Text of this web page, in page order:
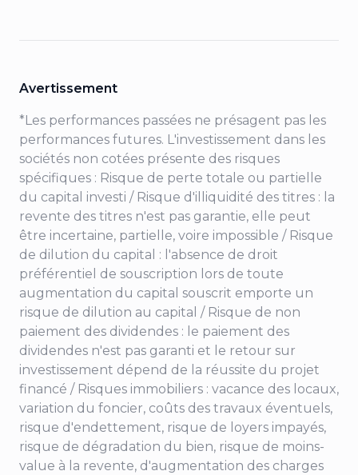
Avertissement
*Les performances passées ne présagent pas les
performances futures. L'investissement dans les
sociétés non cotées présente des risques
spécifiques : Risque de perte totale ou partielle
du capital investi / Risque d'illiquidité des titres : la
revente des titres n'est pas garantie, elle peut
être incertaine, partielle, voire impossible / Risque
de dilution du capital : l'absence de droit
préférentiel de souscription lors de toute
augmentation du capital souscrit emporte un
risque de dilution au capital / Risque de non
paiement des dividendes : le paiement des
dividendes n'est pas garanti et le retour sur
investissement dépend de la réussite du projet
financé / Risques immobiliers : vacance des locaux,
variation du foncier, coûts des travaux éventuels,
risque d'endettement, risque de loyers impayés,
risque de dégradation du bien, risque de moins-
value à la revente, d'augmentation des charges